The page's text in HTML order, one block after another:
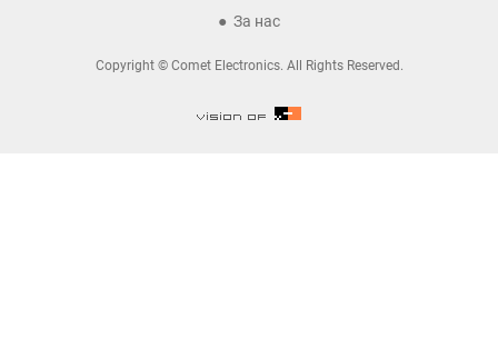
За нас
Copyright © Comet Electronics. All Rights Reserved.